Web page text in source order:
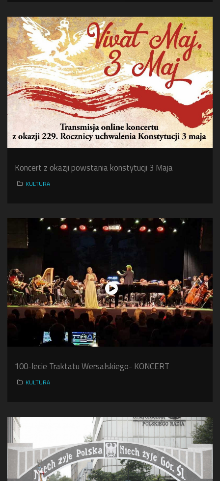
Koncert z okazji powstania konstytucji 3 Maja
KULTURA
100-lecie Traktatu Wersalskiego- KONCERT
KULTURA